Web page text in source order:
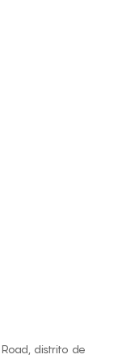
distrito de